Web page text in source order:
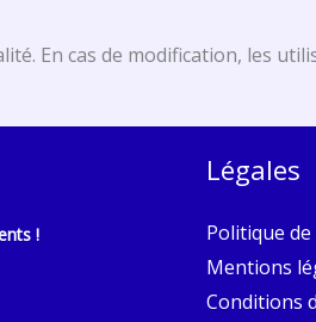
En cas de modification, les
!
Légales
Politique
Mentions
Conditions